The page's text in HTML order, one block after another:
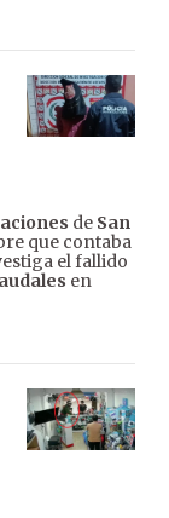
de San
que contaba
el fallido
en